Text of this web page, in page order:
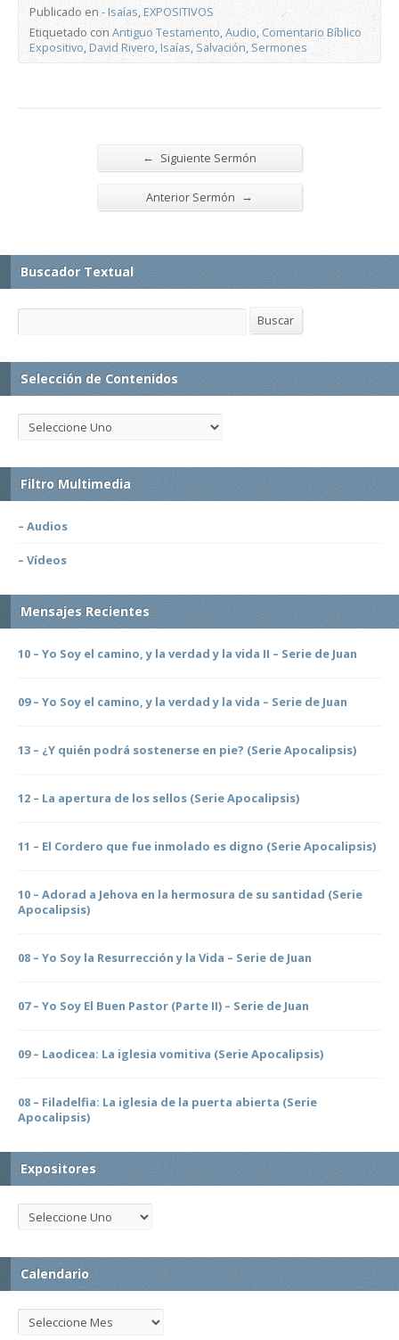
Publicado en- Isaías,EXPOSITIVOS
Etiquetado conAntiguo Testamento,Audio,Comentario Bíblico
Expositivo,David Rivero,Isaías,Salvación,Sermones
← Siguiente Sermón
Anterior Sermón →
Buscador Textual
Buscar
Selección de Contenidos
Filtro Multimedia
– Audios
– Vídeos
Mensajes Recientes
10 – Yo Soy el camino, y la verdad y la vida II – Serie de Juan
09 – Yo Soy el camino, y la verdad y la vida – Serie de Juan
13 – ¿Y quién podrá sostenerse en pie? (Serie Apocalipsis)
12 – La apertura de los sellos (Serie Apocalipsis)
11 – El Cordero que fue inmolado es digno (Serie Apocalipsis)
10 – Adorad a Jehova en la hermosura de su santidad (Serie
Apocalipsis)
08 – Yo Soy la Resurrección y la Vida – Serie de Juan
07 – Yo Soy El Buen Pastor (Parte II) – Serie de Juan
09 – Laodicea: La iglesia vomitiva (Serie Apocalipsis)
08 – Filadelfia: La iglesia de la puerta abierta (Serie
Apocalipsis)
Expositores
Calendario